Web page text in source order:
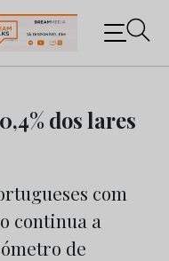
os negócios do
dos lares
com
continua a
de